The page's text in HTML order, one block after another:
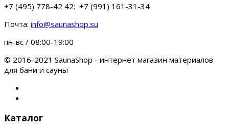
+7 (495) 778-42 42; +7 (991) 161-31-34
Почта: info@saunashop.su
пн-вс / 08:00-19:00
© 2016-2021 SaunaShop - интернет магазин материалов
для бани и сауны
Каталог